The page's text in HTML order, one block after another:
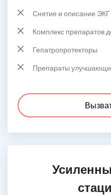
Снятие и описание ЭКГ
Комплекс препаратов
Гепатропротекторы
Препараты